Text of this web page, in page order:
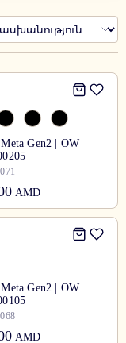
Gen2 | OW
AMD
Gen2 | OW
AMD